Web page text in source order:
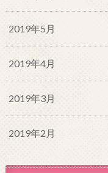
2019年5月
2019年4月
2019年3月
2019年2月